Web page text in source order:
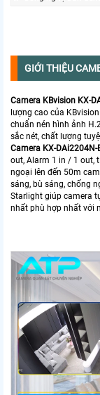
GIỚI THIỆU
Camera KBvision KX-
lượng cao của
chuẩn nén hình ảnh
sắc nét, chất lượng
Camera KX-DAi2204N-
out, Alarm 1 in / 1 out,
ngoại lên đến 50m
sáng, bù sáng, chống
Starlight giúp camera
nhất phù hợp nhất với